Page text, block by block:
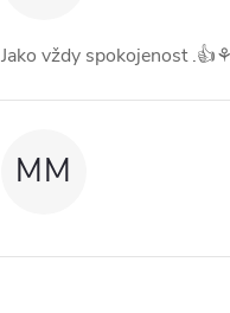
Jako vždy spokojenost
MM